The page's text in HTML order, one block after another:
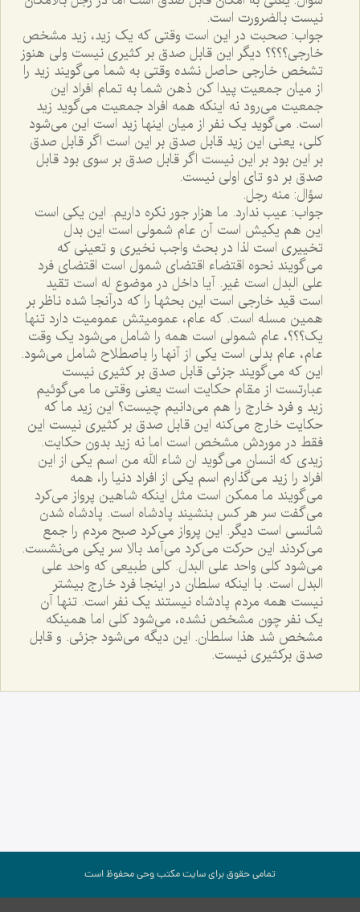
نيست بالضرورت است.
جواب: صحبت در اين است وقتى که يک زيد، زيد مشخص
خارجى؟؟؟؟ ديگر اين قابل صدق بر کثيرى نيست ولى هنوز
تشخص خارجى حاصل نشده وقتى به شما مى‌گويند زيد را
از ميان جمعيت پيدا کن ذهن شما به تمام افراد اين
جمعيت مى‌رود نه اينکه همه افراد جمعيت مى‌گويد زيد
است. مى‌گويد يک نفر از ميان اينها زيد است اين مى‌شود
کلى، يعنى اين زيد قابل صدق بر اين است اگر قابل صدق
بر اين بود بر اين نيست اگر قابل صدق بر سوى بود قابل
صدق بر دو تاى اولى نيست.
سؤال: منه رجل.
جواب: عيب ندارد. ما هزار جور نکره داريم. اين يکى است
اين هم يکيش است آن عام شمولى است اين بدل
تخييرى است لذا در بحث واجب نخيرى و تعينى که
مى‌گويند نحوه اقتضاء اقتضاى شمول است اقتضاى فرد
على البدل است غير. آيا داخل در موضوع له است تقيد
است قيد خارجى است اين بحثها را که درآنجا شده ناظر بر
همين مسله است. که عام، عموميتش عموميت دارد تنها
يک؟؟؟، عام شمولى است همه را شامل مى‌شود يک وقت
عام، عام بدلى است يکى از آنها را باصطلاح شامل مى‌شود.
اين که مى‌گويند جزئى قابل صدق بر کثيرى نيست
عبارتست از مقام حکايت است يعنى وقتى ما مى‌گوئيم
زيد و فرد خارج را هم مى‌دانيم چيست؟ اين زيد ما که
حکايت خارج مى‌کنه اين قابل صدق بر کثيرى نيست اين
فقط در موردش مشخص است اما نه زيد بدون حکايت.
زيدى که انسان مى‌گويد ان شاء الله من اسم يکى از اين
افراد را زيد مى‌گذارم اسم يکى از افراد دنيا را، همه
مى‌گويند ما ممکن است مثل اينکه شاهين پرواز مى‌کرد
مى‌گفت سر هر کس بنشيند پادشاه است. پادشاه شدن
شانسى است ديگر. اين پرواز مى‌کرد صبح مردم را جمع
مى‌کردند اين حرکت مى‌کرد مى‌آمد بالا سر يکى مى‌نشست.
مى‌شود کلى واحد على البدل. کلى طبيعى که واحد على
البدل است. با اينکه سلطان در اينجا فرد خارج بيشتر
نيست همه مردم پادشاه نيستند يک نفر است. تنها آن
يک نفر چون مشخص نشده، مى‌شود کلى اما همينکه
مشخص شد هذا سلطان. اين ديگه مى‌شود جزئى. و قابل
صدق برکثيرى نيست.
تمامی حقوق برای سایت مكتب وحی محفوظ است